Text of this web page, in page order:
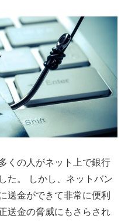
くの人がネット上で銀行
た。 しかし、ネットバン
送金ができて非常に便利
送金の脅威にもさらされ